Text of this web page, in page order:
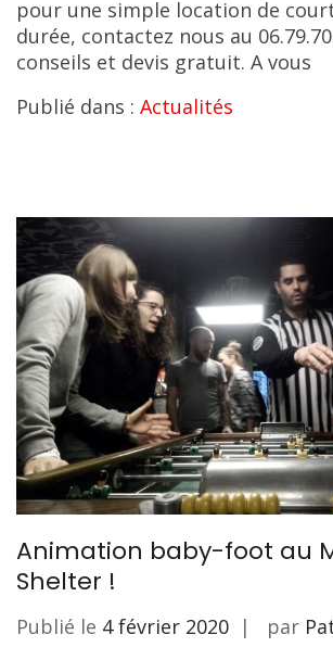
pour une simple location de
durée, contactez nous au
conseils et devis gratuit. A vous
Publié dans : Actualités
Animation baby-foot au
Shelter !
Publié le 4 février 2020 par